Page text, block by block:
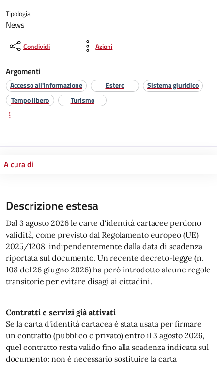
Tipologia
News
Condividi Azioni
Argomenti
Accesso all'informazione Estero
Sistema giuridico
Tempo libero
Turismo
A cura di
Descrizione estesa
Dal 3 agosto 2026 le carte d'identità cartacee perdono
validità, come previsto dal Regolamento europeo (UE)
2025/1208, indipendentemente dalla data di scadenza
riportata sul documento. Un recente decreto-legge (n.
108 del 26 giugno 2026) ha però introdotto alcune regole
transitorie per evitare disagi ai cittadini.
Contratti e servizi già attivati
Se la carta d'identità cartacea è stata usata per firmare
un contratto (pubblico o privato) entro il 3 agosto 2026,
quel contratto resta valido fino alla scadenza indicata sul
documento: non è necessario sostituire la carta